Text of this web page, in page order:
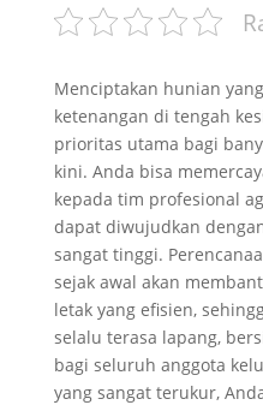
Menciptakan hunian
ketenangan di tengah
prioritas utama bagi
kini. Anda bisa
kepada tim profesional
dapat diwujudkan
sangat tinggi.
sejak awal akan
letak yang efisien,
selalu terasa lapang,
bagi seluruh anggota
yang sangat terukur,